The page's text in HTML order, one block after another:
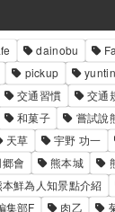
dainobu
pickup
交通習慣 交通
和菓子
嘗試說
天草 宇野 功一
會 熊本城
本鮮為人知景點介紹
集部F 肉乙